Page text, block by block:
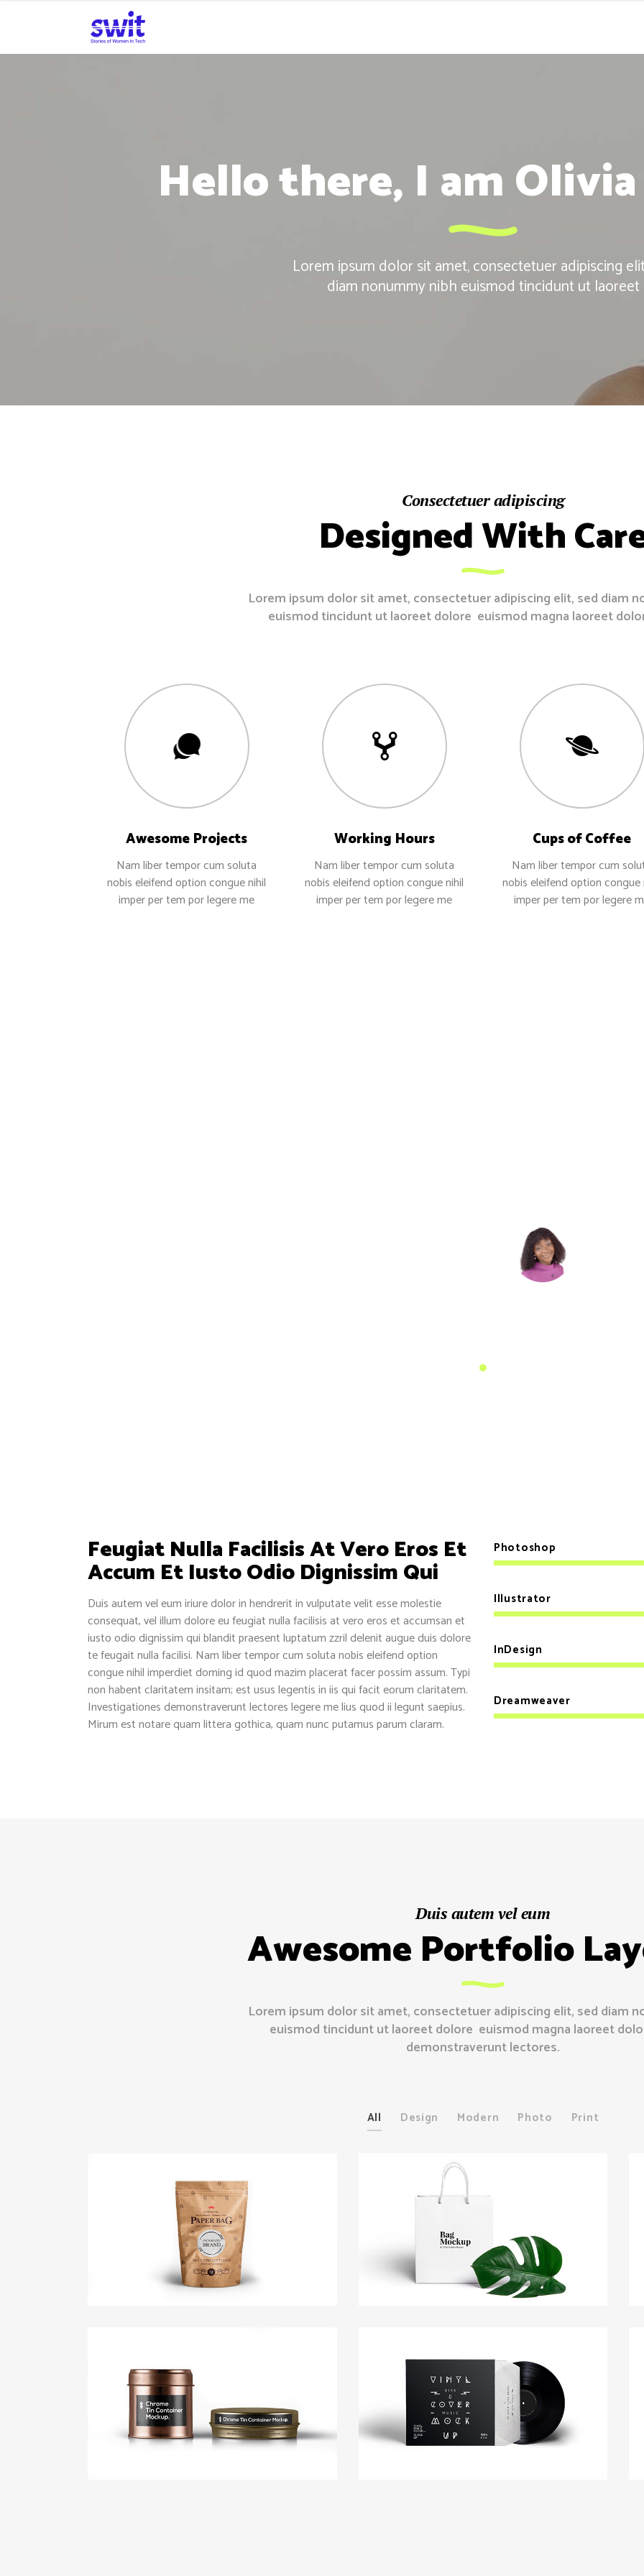
Hello there, I am
Lorem ipsum dolor sit amet, consectetuer adipiscing
diam nonummy nibh euismod tincidunt ut laoreet
Consectetuer adipiscing
Designed With
Lorem ipsum dolor sit amet, consectetuer adipiscing elit, sed diam
euismod tincidunt ut laoreet dolore euismod magna laoreet
Awesome Projects
Nam liber tempor cum soluta
nobis eleifend option congue nihil
imper per tem por legere me
Working Hours
Nam liber tempor cum soluta
nobis eleifend option congue nihil
imper per tem por legere me
Cups of Coffee
Nam liber tempor cum
nobis eleifend option congue
imper per tem por legere
Feugiat Nulla Facilisis At Vero Eros Et
Accum Et Iusto Odio Dignissim Qui
Duis autem vel eum iriure dolor in hendrerit in vulputate velit esse molestie
consequat, vel illum dolore eu feugiat nulla facilisis at vero eros et accumsan et
iusto odio dignissim qui blandit praesent luptatum zzril delenit augue duis dolore
te feugait nulla facilisi. Nam liber tempor cum soluta nobis eleifend option
congue nihil imperdiet doming id quod mazim placerat facer possim assum. Typi
non habent claritatem insitam; est usus legentis in iis qui facit eorum claritatem.
Investigationes demonstraverunt lectores legere me lius quod ii legunt saepius.
Mirum est notare quam littera gothica, quam nunc putamus parum claram.
Photoshop
Illustrator
InDesign
Dreamweaver
Duis autem vel eum
Awesome Portfolio
Lorem ipsum dolor sit amet, consectetuer adipiscing elit, sed diam
euismod tincidunt ut laoreet dolore euismod magna laoreet
demonstraverunt lectores.
All Design Modern Photo Print
Package Design
Modern/Print